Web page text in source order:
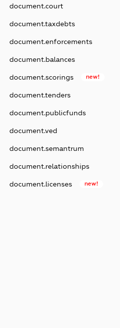
document.court
document.taxdebts
document.enforcements
document.balances
document.scorings new!
document.tenders
document.publicfunds
document.ved
document.semantrum
document.relationships
document.licenses new!